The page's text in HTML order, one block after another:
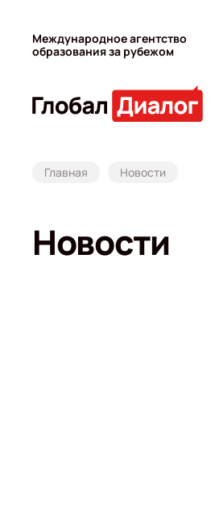
Международное агентство
образования за рубежом
Главная Новости
Новости